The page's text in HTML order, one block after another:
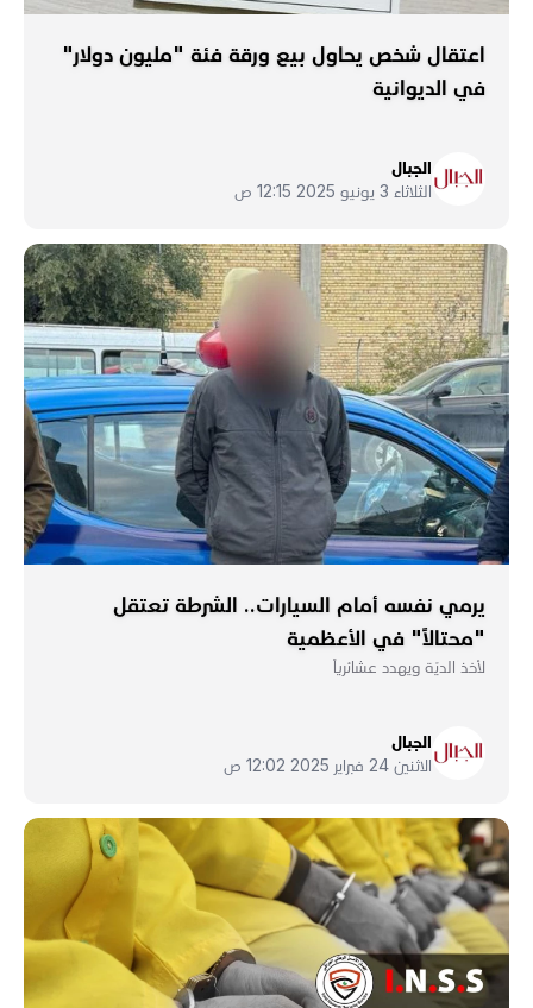
اعتقال شخص يحاول بيع ورقة فئة "مليون دولار"
في الديوانية
الجبال
الثلاثاء 3 يونيو 2025 12:15 ص
يرمي نفسه أمام السيارات.. الشرطة تعتقل
"محتالاً" في الأعظمية
لأخذ الديّة ويهدد عشائرياً
الجبال
الاثنين 24 فبراير 2025 12:02 ص